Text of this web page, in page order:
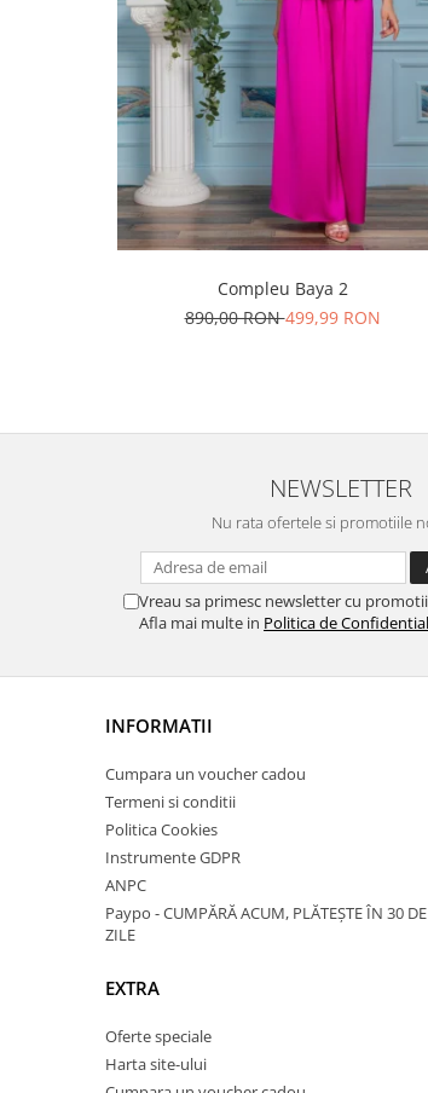
Compleu Baya 2
890,00 RON499,99 RON
NEWSLETTER
Nu rata ofertele si promotiile
Vreau sa primesc newsletter cu
Afla mai multe in Politica de
INFORMATII
Cumpara un voucher cadou
Termeni si conditii
Politica Cookies
Instrumente GDPR
ANPC
Paypo - CUMPĂRĂ ACUM, PLĂTEȘTE ÎN 30 DE
ZILE
EXTRA
Oferte speciale
Harta site-ului